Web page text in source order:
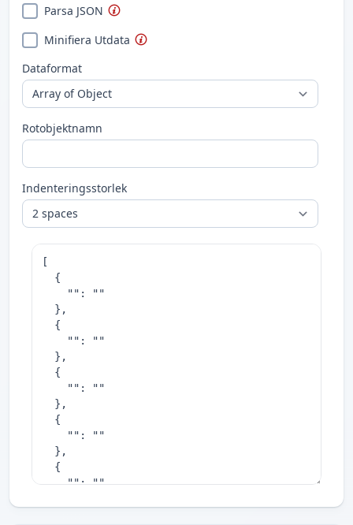
Parsa JSON
Minifiera Utdata
Dataformat
Rotobjektnamn
Indenteringsstorlek